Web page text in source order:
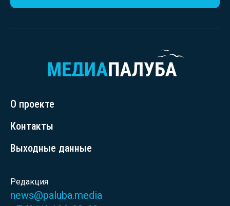
О проекте
Контакты
Выходные данные
Редакция
news@paluba.media